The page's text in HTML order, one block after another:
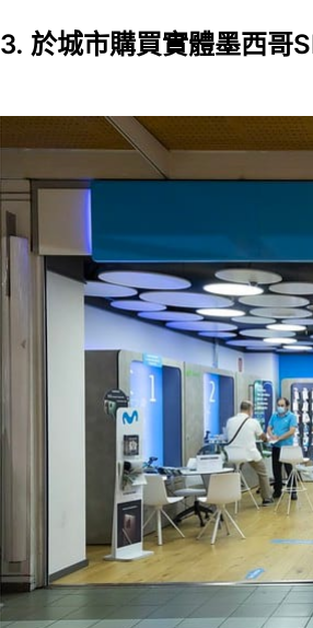
3. 於城市購買實體墨西哥